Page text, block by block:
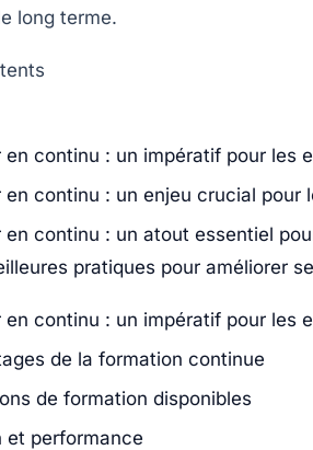
long terme.
en continu : un impératif pour les
en continu : un enjeu crucial pour
en continu : un atout essentiel
pratiques pour améliorer
en continu : un impératif pour les
de la formation continue
de formation disponibles
et performance